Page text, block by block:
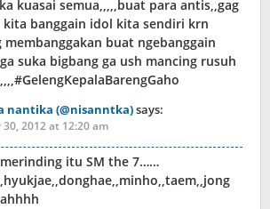
kuasai semua,,,,,buat para antis,,gag
kita banggain idol kita sendiri krn
buat ngebanggain
suka bigbang ga ush mancing rusuh
nantika (@nisanntka)says:
30, 2012 at 12:20 am
itu SM the 7……